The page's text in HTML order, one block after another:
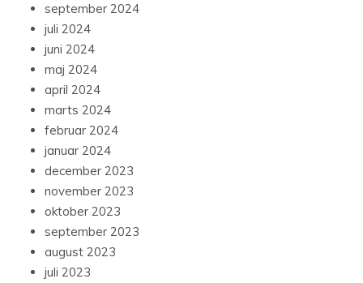
september 2024
juli 2024
juni 2024
maj 2024
april 2024
marts 2024
februar 2024
januar 2024
december 2023
november 2023
oktober 2023
september 2023
august 2023
juli 2023